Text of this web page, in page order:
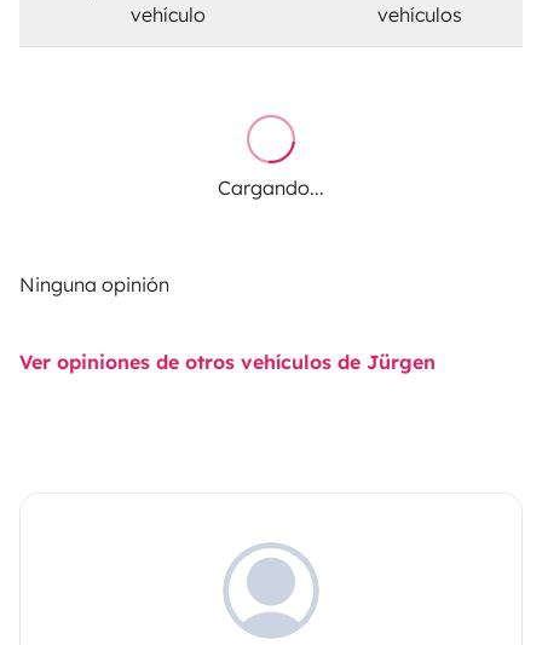
vehículo
vehículos
Cargando...
Ninguna opinión
Ver opiniones de otros vehículos de Jürgen